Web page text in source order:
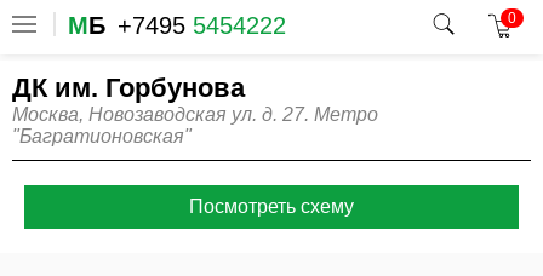
МБ +7495 5454222 0
ДК им. Горбунова
Москва, Новозаводская ул. д. 27. Метро
"Багратионовская"
Посмотреть схему